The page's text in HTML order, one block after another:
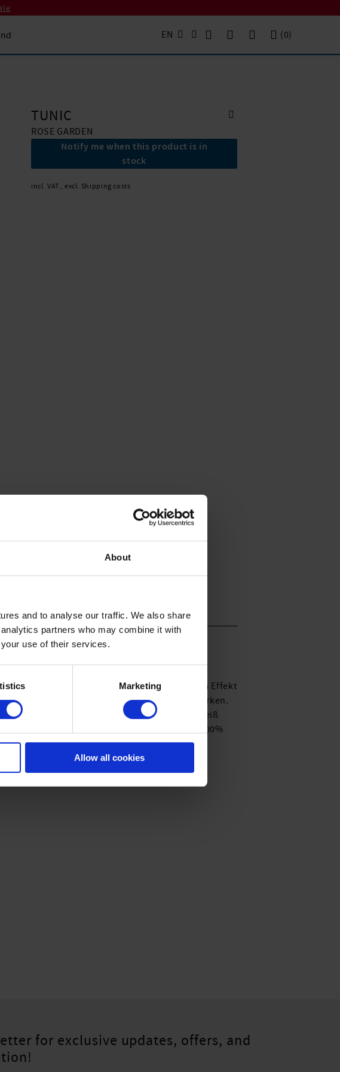
About
and to analyse our traffic. We also share
partners who may combine it with
use of their services.
Marketing
Allow all cookies
EN (0)
TUNIC
ROSE GARDEN
Notify me when this product is in
stock
incl. VAT., excl. Shipping costs
Bewegungen. Blütenmotive mit wässrigem Effekt
entstehen, die zugleich streckend wirken.
und Ultramarine, während strahlendes Weiß
Cut-out am Dekolleté. Knielang, ¾ Ärmel. 100%
for exclusive updates, offers, and